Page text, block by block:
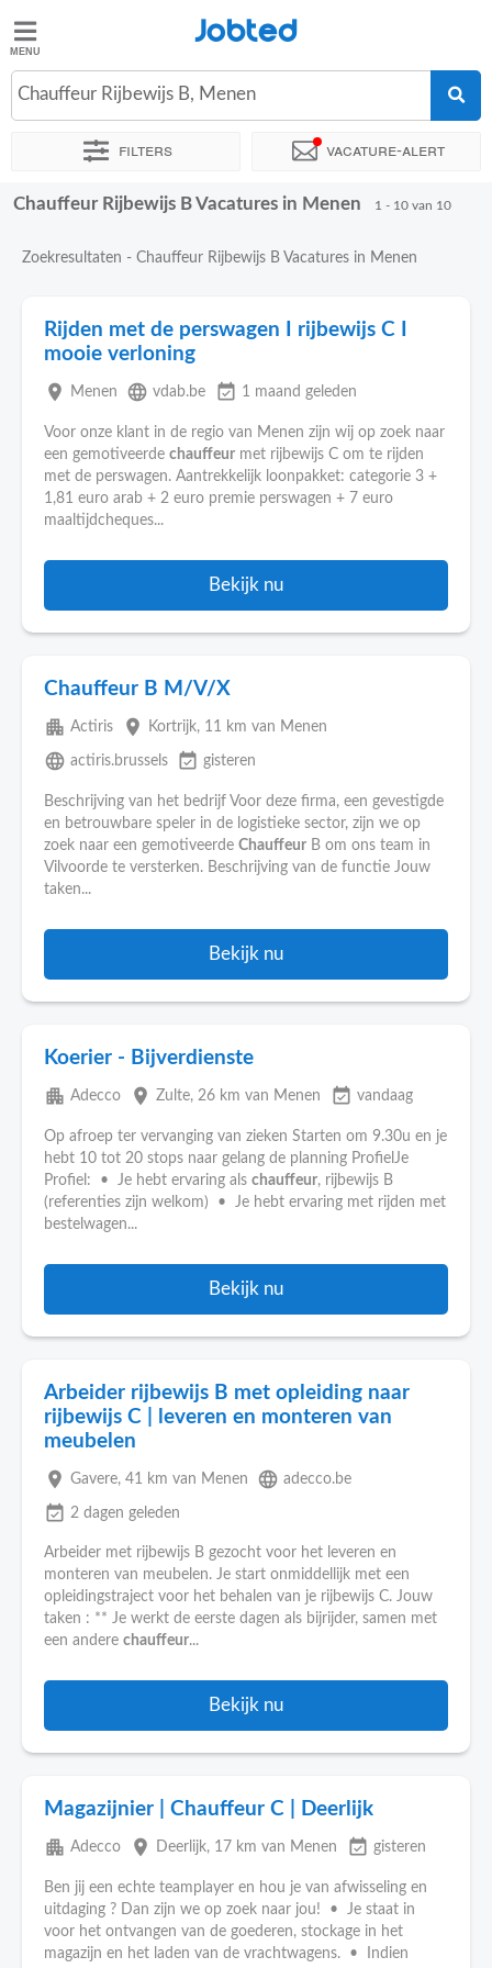
Jobted
Taal
Jobted
Chauffeur Rijbewijs B, Menen
Filters Vacature-alert
Sorteer op Exacte locatie
Chauffeur Rijbewijs B Vacatures in Menen 1 - 10 van 10
Zoekresultaten - Chauffeur Rijbewijs B Vacatures in Menen
Rijden met de perswagen I rijbewijs C I
mooie verloning
place Menen language vdab.be event_available 1 maand geleden
Voor onze klant in de regio van Menen zijn wij op zoek naar
een gemotiveerde chauffeur met rijbewijs C om te rijden
met de perswagen. Aantrekkelijk loonpakket: categorie 3 +
1,81 euro arab + 2 euro premie perswagen + 7 euro
maaltijdcheques...
Bekijk nu
Chauffeur B M/V/X
apartment Actiris place Kortrijk, 11 km van Menen
language actiris.brussels event_available gisteren
Beschrijving van het bedrijf Voor deze firma, een gevestigde
en betrouwbare speler in de logistieke sector, zijn we op
zoek naar een gemotiveerde Chauffeur B om ons team in
Vilvoorde te versterken. Beschrijving van de functie Jouw
taken...
Bekijk nu
Koerier - Bijverdienste
apartment Adecco place Zulte, 26 km van Menen event_available vandaag
Op afroep ter vervanging van zieken Starten om 9.30u en je
hebt 10 tot 20 stops naar gelang de planning ProfielJe
Profiel: • Je hebt ervaring als chauffeur, rijbewijs B
(referenties zijn welkom) • Je hebt ervaring met rijden met
bestelwagen...
Bekijk nu
Arbeider rijbewijs B met opleiding naar
rijbewijs C | leveren en monteren van
meubelen
place Gavere, 41 km van Menen language adecco.be
event_available 2 dagen geleden
Arbeider met rijbewijs B gezocht voor het leveren en
monteren van meubelen. Je start onmiddellijk met een
opleidingstraject voor het behalen van je rijbewijs C. Jouw
taken : ** Je werkt de eerste dagen als bijrijder, samen met
een andere chauffeur...
Bekijk nu
Magazijnier | Chauffeur C | Deerlijk
apartment Adecco place Deerlijk, 17 km van Menen event_available gisteren
Ben jij een echte teamplayer en hou je van afwisseling en
uitdaging ? Dan zijn we op zoek naar jou! • Je staat in
voor het ontvangen van de goederen, stockage in het
magazijn en het laden van de vrachtwagens. • Indien